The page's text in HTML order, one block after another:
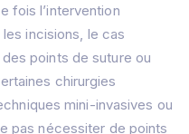
fois l’intervention
incisions, le cas
points de suture ou
chirurgies
mini-invasives ou
pas nécessiter de points